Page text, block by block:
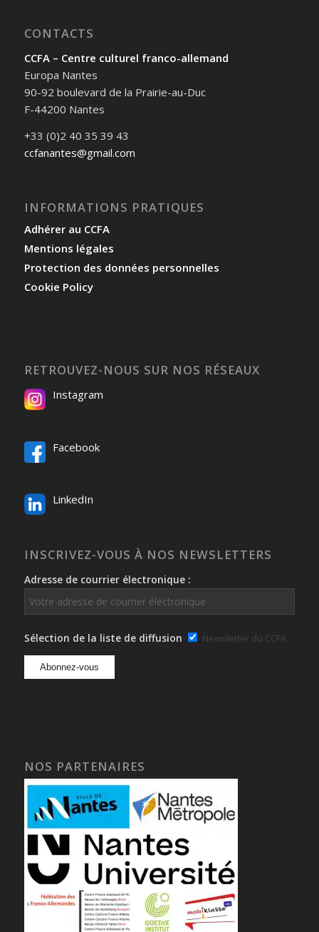
CONTACTS
CCFA – Centre culturel franco-allemand
Europa Nantes
90-92 boulevard de la Prairie-au-Duc
F-44200 Nantes
+33 (0)2 40 35 39 43
ccfanantes@gmail.com
INFORMATIONS PRATIQUES
Adhérer au CCFA
Mentions légales
Protection des données personnelles
Cookie Policy
RETROUVEZ-NOUS SUR NOS RÉSEAUX
Instagram
Facebook
LinkedIn
INSCRIVEZ-VOUS À NOS NEWSLETTERS
Adresse de courrier électronique :
Sélection de la liste de diffusion Newsletter du CCFA
NOS PARTENAIRES